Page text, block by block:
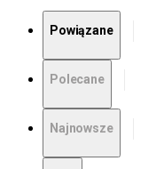
Powiązane
Polecane
Najnowsze